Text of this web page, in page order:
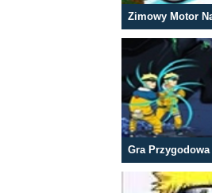
Zimowy Motor
Gra Przygodowa